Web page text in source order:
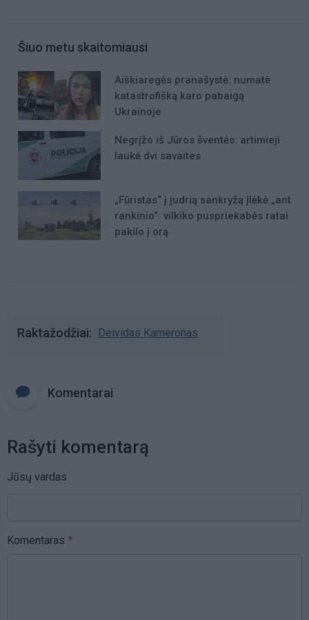
Šiuo metu skaitomiausi
Aiškiaregės pranašystė: numatė
katastrofišką karo pabaigą
Ukrainoje
Negrįžo iš Jūros šventės: artimieji
laukė dvi savaites
„Fūristas“ į judrią sankryžą įlėkė „ant
rankinio“: vilkiko puspriekabės ratai
pakilo į orą
Raktažodžiai Deividas Kameronas
Komentarai
Rašyti komentarą
Jūsų vardas
Komentaras